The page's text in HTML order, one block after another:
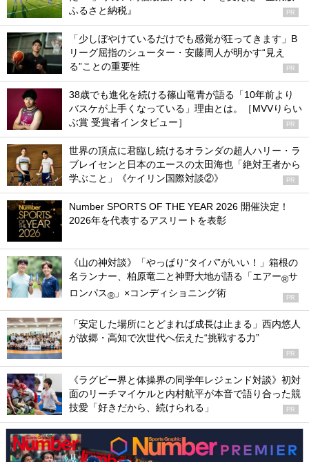
ふるさと納税』
PR
「少しぼやけているだけでも感覚が狂ってきます」B
リーグ屈指のシューター・安藤周人が明かす“見え
る”ことの重要性
PR
38歳でも進化を続ける篠山竜青が語る「10年前より
バスケが上手くなっている」理由とは。［MVVりらい
ぶ賞 受賞者インタビュー］
PR
世界の頂点に君臨し続けるオランダの超人ハリー・ラ
ブレイセンと日本のエースの太田海也「絶対王者から
学ぶこと」《ケイリン国際対談②》
PR
Number SPORTS OF THE YEAR 2026 開催決定！
2026年を代表するアスリートを表彰
《山の神対談》「やっぱり“タイパ”がいい！」箱根の
名ランナー、柏原竜二と神野大地が語る「エアー®サ
ロンパス® 」×コンディショニング術 PR
「安定した場所にとどまれば成長は止まる」西内悠人
が故郷・高知で次世代へ伝えた“挑戦する力”
PR
《ラグビー界と体操界の同学年レジェンド対談》初対
面のリーチマイケルと内村航平が本音で語り合った競
技愛「好きだから、続けられる」
PR